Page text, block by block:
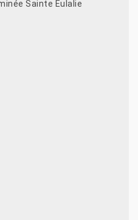
Sainte Eulalie